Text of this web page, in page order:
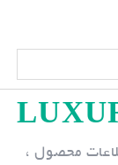
محصول ،